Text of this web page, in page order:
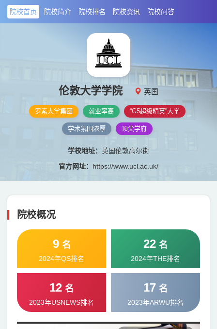
院校首页 院校简介 院校排名 院校资讯 院校问答
伦敦大学学院 英国
罗素大学集团 就业率高 “G5超级精英”大学
学术氛围浓厚 顶尖学府
学校地址： 英国伦敦高尔街
官方网址： https://www.ucl.ac.uk/
院校概况
9 名
2024年QS排名
22 名
2024年THE排名
12 名
2023年USNEWS排名
17 名
2023年ARWU排名